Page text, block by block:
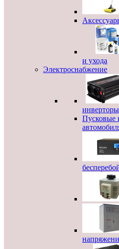
и ухода
Электроснабжение
инверторы
Пусковые